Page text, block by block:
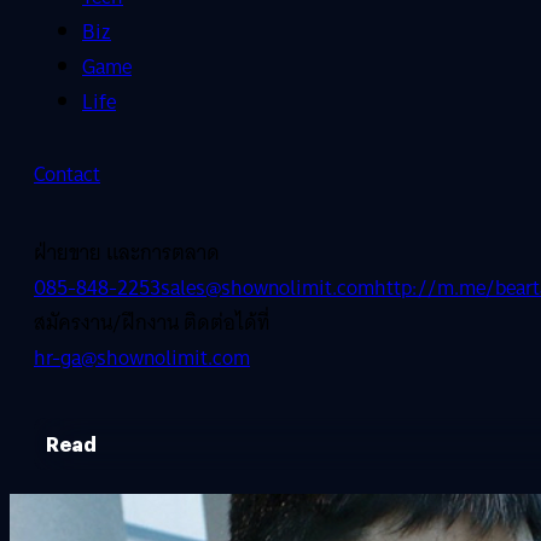
Biz
Game
Life
Contact
ฝ่ายขาย และการตลาด
085-848-2253sales@shownolimit.comhttp://m.me/
สมัครงาน/ฝึกงาน ติดต่อได้ที่
hr-ga@shownolimit.com
Read